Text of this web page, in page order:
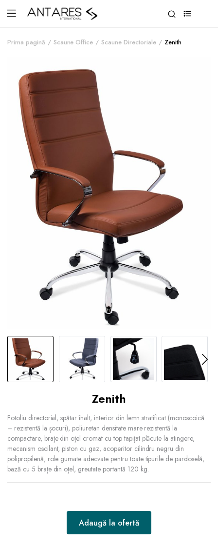
Prima pagină Scaune Office Scaune Directoriale Zenith
Zenith
Fotoliu directorial, spătar înalt, interior din lemn stratificat (monoscoică
– rezistentă la șocuri), poliuretan densitate mare rezistentă la
compactare, brațe din oțel cromat cu top tapițat plăcute la atingere,
mecanism oscilant, piston cu gaz, acoperitor cilindru negru din
polipropilenă, role gumate adecvate pentru toate tipurile de pardoselă,
bază cu 5 brațe din oțel, greutate portantă 120 kg.
Adaugă la ofertă